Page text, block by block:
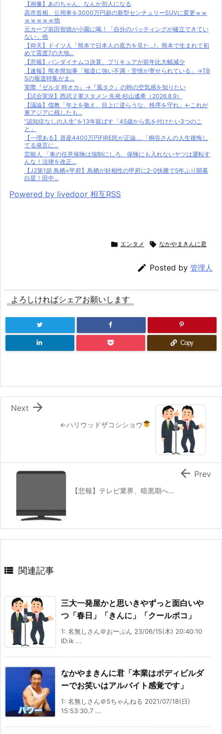
【画像】あのちゃん、なんか別人になる
高市首相、公用車を3000万円超の新型センチュリーSUVに変更ｗｗ
ｗｗｗｗｗ他
元カープ前田智徳が小園に喝！「自分のバッティングが確立できてい
ない」他
【仰天】ドイツ人「熊本で日本人の底力を見た…!」熊本で生まれて初
めて震度7の大地...
【悲報】バンダイナムコ決算、プリキュアが前年比大幅減少
【速報】熊本県知事「報道に強い不満・苦情が寄せられている」→TB
Sの報道特集がま...
実際『ゼルダ 時オカ』→『風タク』の時の空気感を知りたい
【試合実況】西武２軍スタメン 先発:杉山遙希（2026.8.9）
【議論】儒教「年上を敬え、目上に逆らうな、秩序を守れ」←これが
東アジアに残したも...
“認知症なしの人生”を13年延ばす「45歳から気を付けたい3つのこ
と」
【一理ある】資産4400万円FIRE民が正論‥‥「桐谷さんの人生後悔し
てる発言に...
芸能人 「車の任意保険は強制にしろ、保険にも入れないヤツは運転す
んな！法律を改正...
【J2第1節 鳥栖×甲府】鳥栖が好相性の甲府に2-0快勝で5年ぶり開幕
白星！田中...
Powered by livedoor 相互RSS
 エンタメ  なかやまきんに君
 Posted by 管理人
よろしければシェアお願いします
Copy
←ハリウッドザコシショウ

Next
【悲報】テレビ業界、暗黒期へ…
 Prev
 関連記事
三大一発屋かと思いきやずっと面白いや
つ「春日」「きんに」「クールポコ」
1: 名無しさん＠おーぷん 23/06/15(木) 20:40:10
ID:ik ...
なかやまきんに君「本業はボディビルダ
ーでお笑いはアルバイト感覚です」
1: 名無しさん＠5ちゃんねる 2021/07/18(日)
15:53:30.7 ...